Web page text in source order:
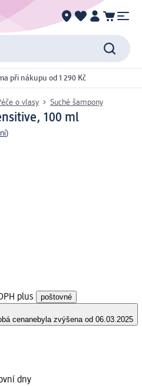
při nákupu od 1 290 Kč
o vlasy Suché šampony
100 ml
)
plus poštovné
cenanebyla zvýšena od 06.03.2025
dny